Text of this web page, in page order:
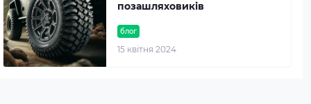
блог
15 квітня 2024
позашляховиків